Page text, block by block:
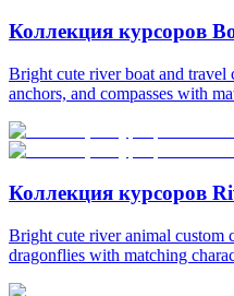
Коллекция курсоров
Bright cute river boat and travel
anchors, and compasses with
Коллекция курсоров
Bright cute river animal custom
dragonflies with matching